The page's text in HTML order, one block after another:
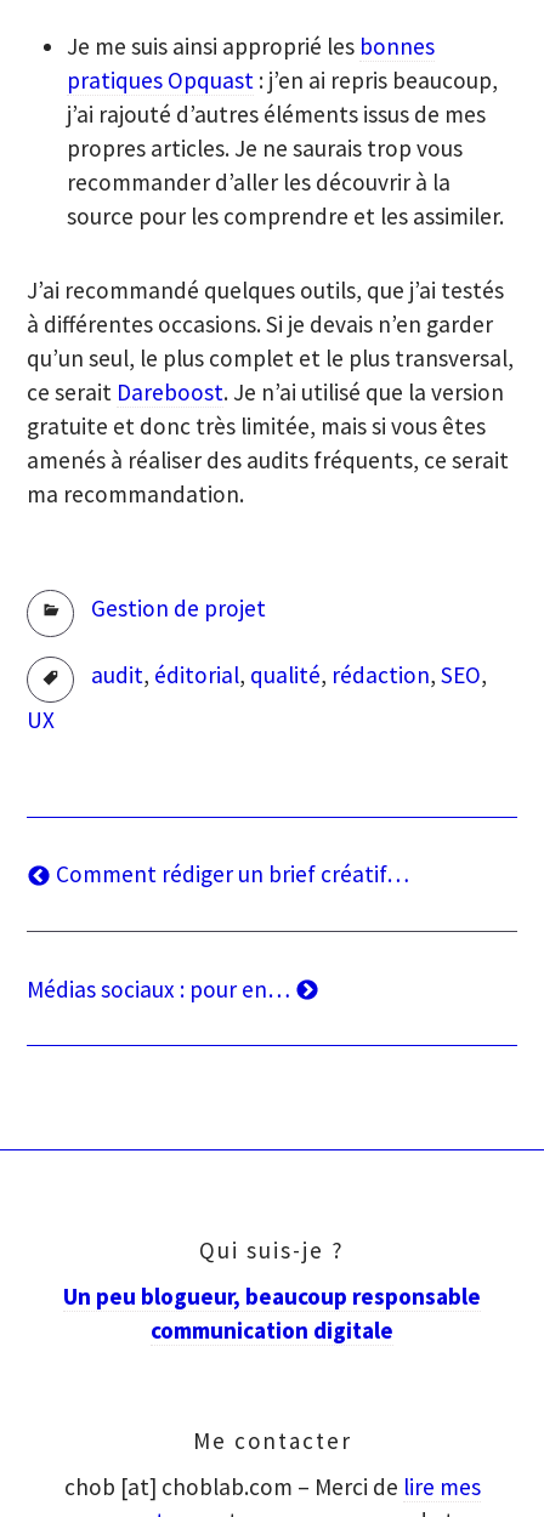
Je me suis ainsi approprié les bonnes
pratiques Opquast : j’en ai repris beaucoup,
j’ai rajouté d’autres éléments issus de mes
propres articles. Je ne saurais trop vous
recommander d’aller les découvrir à la
source pour les comprendre et les assimiler.
J’ai recommandé quelques outils, que j’ai testés
à différentes occasions. Si je devais n’en garder
qu’un seul, le plus complet et le plus transversal,
ce serait Dareboost. Je n’ai utilisé que la version
gratuite et donc très limitée, mais si vous êtes
amenés à réaliser des audits fréquents, ce serait
ma recommandation.
RubriquesGestion de projet
Tags audit, éditorial, qualité, rédaction,SEO,
UX
Navigation
de
Article
Comment rédiger un brief créatif…
Article
Médias sociaux : pour en…
Qui suis-je ?
Un peu blogueur, beaucoup responsable
communication digitale
Me contacter
chob [at] choblab.com – Merci de lire mes